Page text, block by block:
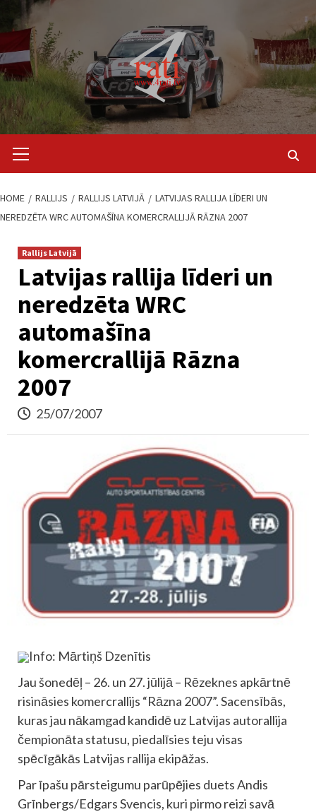
content
Menu
HOME RALLIJS RALLIJS LATVIJĀ
LATVIJAS RALLIJA LĪDERI UN
NEREDZĒTA WRC AUTOMAŠĪNA KOMERCRALLIJĀ RĀZNA 2007
Rallijs Latvijā
Latvijas rallija līderi un
neredzēta WRC
automašīna
komercrallijā Rāzna
2007
25/07/2007
Info: Mārtiņš Dzenītis
Jau šonedēļ – 26. un 27. jūlijā – Rēzeknes apkārtnē
risināsies komercrallijs “Rāzna 2007”. Sacensībās,
kuras jau nākamgad kandidē uz Latvijas autorallija
čempionāta statusu, piedalīsies teju visas
spēcīgākās Latvijas rallija ekipāžas.
Par īpašu pārsteigumu parūpējies duets Andis
Grīnbergs/Edgars Svencis, kuri pirmo reizi savā